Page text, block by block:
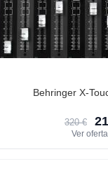
Behringer X-
320 €
Ver oferta